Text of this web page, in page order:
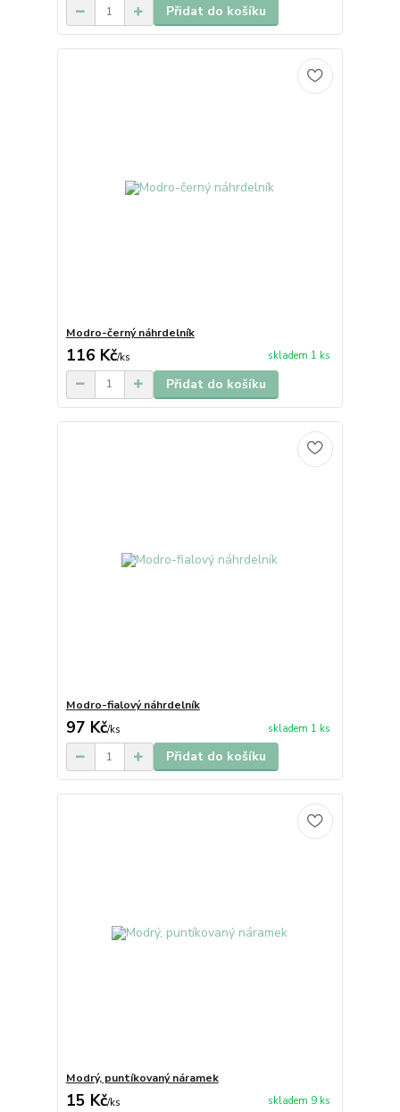
Přidat do košíku
Modro-černý náhrdelník
116 Kč/ks skladem 1 ks
Přidat do košíku
Modro-fialový náhrdelník
97 Kč/ks skladem 1 ks
Přidat do košíku
Modrý, puntíkovaný náramek
15 Kč/ks skladem 9 ks